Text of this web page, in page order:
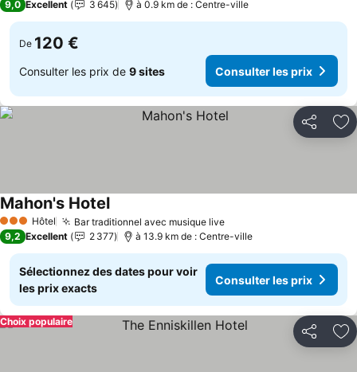
9,0 Excellent 3 645 à 0.9 km de : Centre-ville
De 120 €
Consulter les prix de 9 sites Consulter les prix
Partager
3 ÉtoilesHôtel Bar traditionnel avec musique liveConsulter les prix
Mahon's HotelConsulter les prix
9,2 Excellent 2 377 à 13.9 km de : Centre-ville
Sélectionnez des dates pour voir
les prix exacts
Consulter les prix
Partager
Choix populaire